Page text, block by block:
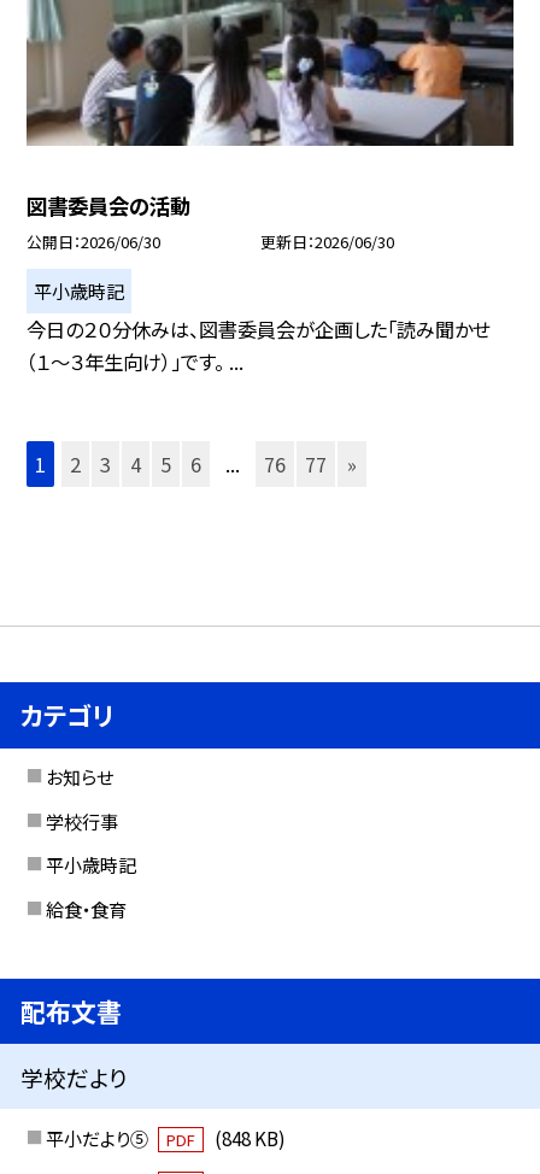
図書委員会の活動
公開日 2026/06/30 更新日 2026/06/30
平小歳時記
今日の２０分休みは、図書委員会が企画した「読み聞かせ
（１～３年生向け）」です。 ...
1 2 3 4 5 6 ... 76 77 »
カテゴリ
お知らせ
学校行事
平小歳時記
給食・食育
配布文書
学校だより
平小だより⑤ PDF
(848 KB)